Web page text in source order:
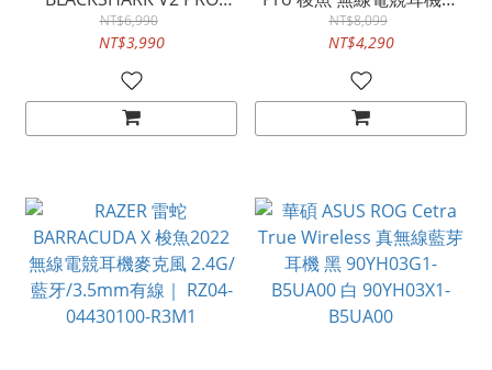
(2023 新款) 無線電競耳機
麥克風 2.4G/藍牙5.2 黑
RZ04-04530100-R3M1 白
RZ04-04530200-R3M1
NT$6,990
NT$3,990
克風 藍牙5.2/2.4G RZ04-
03780100-R3M1
NT$8,099
NT$4,290